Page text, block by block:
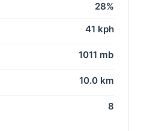
28%
41 kph
1011 mb
10.0 km
8